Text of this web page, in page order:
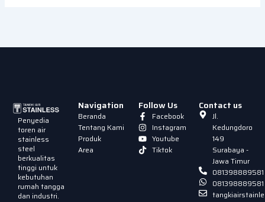
Penyedia
toren air
stainless
steel
berkualitas
tinggi untuk
kebutuhan
rumah tangga
dan industri.
Navigation
Beranda
Tentang Kami
Produk
Area
Follow Us
Facebook
Instagram
Youtube
Tiktok
Contact us
Jl.
Kedungdoro
149
Surabaya -
Jawa Timur
081398889581
081398889581